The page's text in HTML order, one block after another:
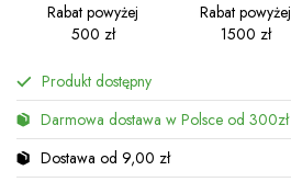
Rabat powyżej
500 zł
Rabat powyżej
1500 zł
Produkt dostępny
Darmowa dostawa w Polsce od 300zł
Dostawa od 9,00 zł